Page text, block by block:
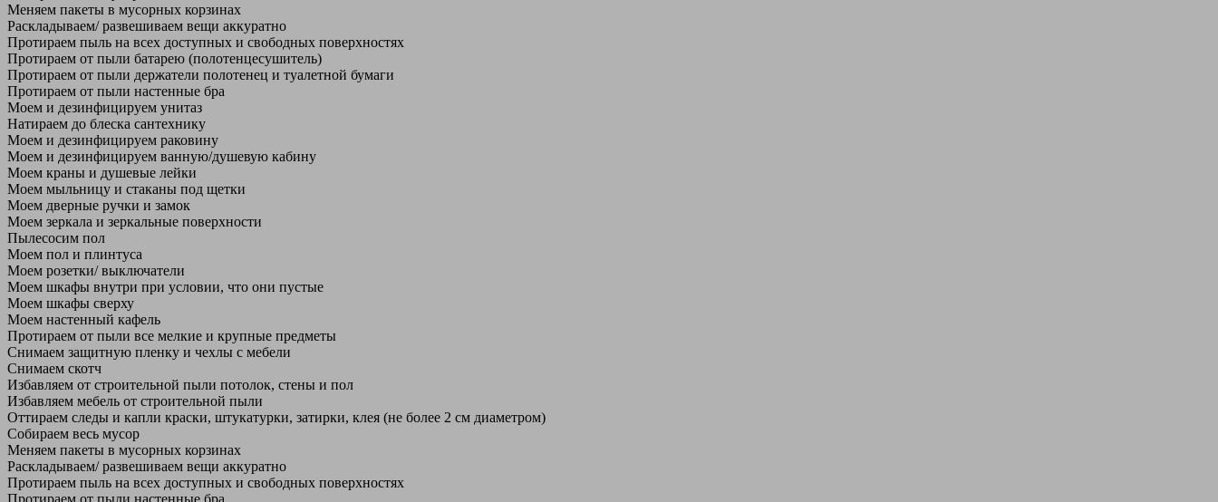
Меняем пакеты в мусорных корзинах
Раскладываем/ развешиваем вещи аккуратно
Протираем пыль на всех доступных и свободных поверхностях
Протираем от пыли батарею (полотенцесушитель)
Протираем от пыли держатели полотенец и туалетной бумаги
Протираем от пыли настенные бра
Моем и дезинфицируем унитаз
Натираем до блеска сантехнику
Моем и дезинфицируем раковину
Моем и дезинфицируем ванную/душевую кабину
Моем краны и душевые лейки
Моем мыльницу и стаканы под щетки
Моем дверные ручки и замок
Моем зеркала и зеркальные поверхности
Пылесосим пол
Моем пол и плинтуса
Моем розетки/ выключатели
Моем шкафы внутри при условии, что они пустые
Моем шкафы сверху
Моем настенный кафель
Протираем от пыли все мелкие и крупные предметы
Снимаем защитную пленку и чехлы с мебели
Снимаем скотч
Избавляем от строительной пыли потолок, стены и пол
Избавляем мебель от строительной пыли
Оттираем следы и капли краски, штукатурки, затирки, клея (не более 2 см диаметром)
Собираем весь мусор
Меняем пакеты в мусорных корзинах
Раскладываем/ развешиваем вещи аккуратно
Протираем пыль на всех доступных и свободных поверхностях
Протираем от пыли настенные бра